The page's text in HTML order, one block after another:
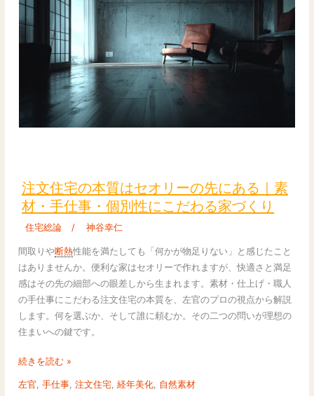
注文住宅の本質はセオリーの先にある｜素
材・手仕事・個別性にこだわる家づくり
住宅総論 / 神谷幸仁
間取りや断熱性能を満たしても「何かが物足りない」と感じたこと
はありませんか。便利な家はセオリーで作れますが、快適さと満足
感はその先の細部への眼差しから生まれます。素材・仕上げ・職人
の手仕事にこだわる注文住宅の本質を、左官のプロの視点から解説
します。何を選ぶか、そして誰に頼むか。その二つの問いが理想の
住まいへの鍵です。
住
宅
の
本
質
セ
先
あ
続きを読む »
左官 ,手仕事 ,注文住宅 ,経年美化 自然素材